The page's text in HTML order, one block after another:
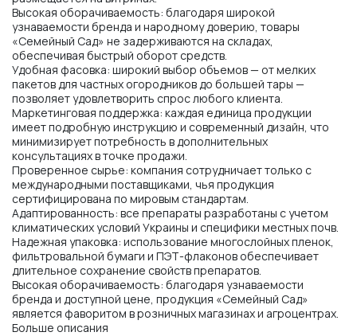
Высокая оборачиваемость: благодаря широкой
узнаваемости бренда и народному доверию, товары
«Семейный Сад» не задерживаются на складах,
обеспечивая быстрый оборот средств.
Удобная фасовка: широкий выбор объемов — от мелких
пакетов для частных огородников до большей тары —
позволяет удовлетворить спрос любого клиента.
Маркетинговая поддержка: каждая единица продукции
имеет подробную инструкцию и современный дизайн, что
минимизирует потребность в дополнительных
консультациях в точке продажи.
Проверенное сырье: компания сотрудничает только с
международными поставщиками, чья продукция
сертифицирована по мировым стандартам.
Адаптированность: все препараты разработаны с учетом
климатических условий Украины и специфики местных почв.
Надежная упаковка: использование многослойных пленок,
фильтровальной бумаги и ПЭТ-флаконов обеспечивает
длительное сохранение свойств препаратов.
Высокая оборачиваемость: благодаря узнаваемости
бренда и доступной цене, продукция «Семейный Сад»
является фаворитом в розничных магазинах и агроцентрах.
Больше описания